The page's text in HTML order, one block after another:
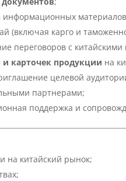
(включая карго и
переговоров с
карточек продукции на
целевой
партнерами;
поддержка и
на китайский рынок;